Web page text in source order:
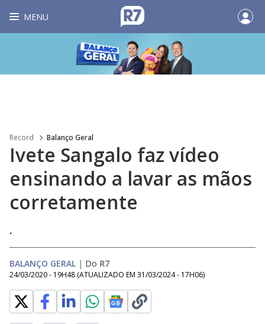
MENU
Record Balanço Geral
Ivete Sangalo faz vídeo
ensinando a lavar as mãos
corretamente
.
BALANÇO GERAL | Do R7
24/03/2020 - 19H48 (ATUALIZADO EM 31/03/2024 - 17H06)